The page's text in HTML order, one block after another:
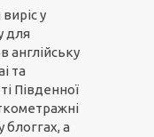
у
для
англійську
та
Південної
блоггах, а